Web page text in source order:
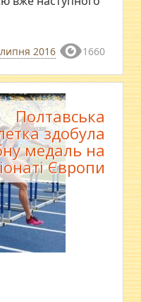
2016 1660
Полтавська
здобула
медаль на
Європи